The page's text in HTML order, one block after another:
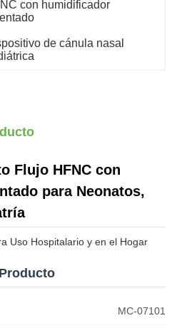
con humidificador
de cánula nasal
Flujo HFNC con
para Neonatos,
Uso Hospitalario y en el Hogar
MC-07101